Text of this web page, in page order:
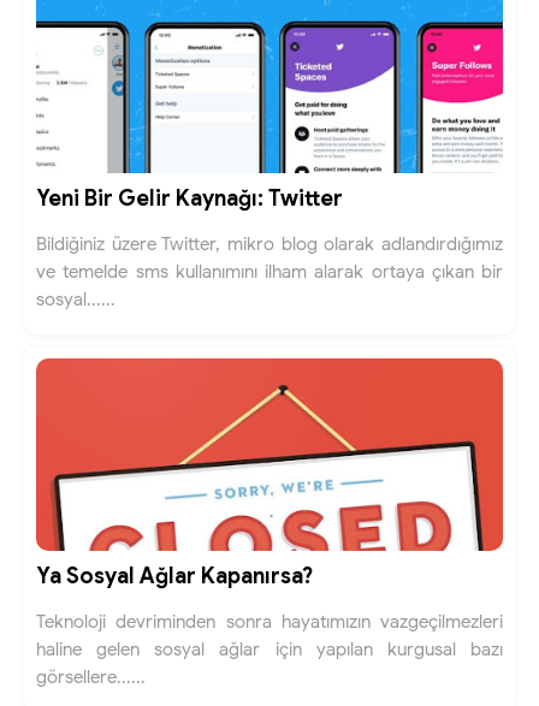
Yeni Bir Gelir Kaynağı: Twitter
Bildiğiniz üzere Twitter, mikro blog olarak adlandırdığımız
ve temelde sms kullanımını ilham alarak ortaya çıkan bir
sosyal......
Ya Sosyal Ağlar Kapanırsa?
Teknoloji devriminden sonra hayatımızın vazgeçilmezleri
haline gelen sosyal ağlar için yapılan kurgusal bazı
görsellere......